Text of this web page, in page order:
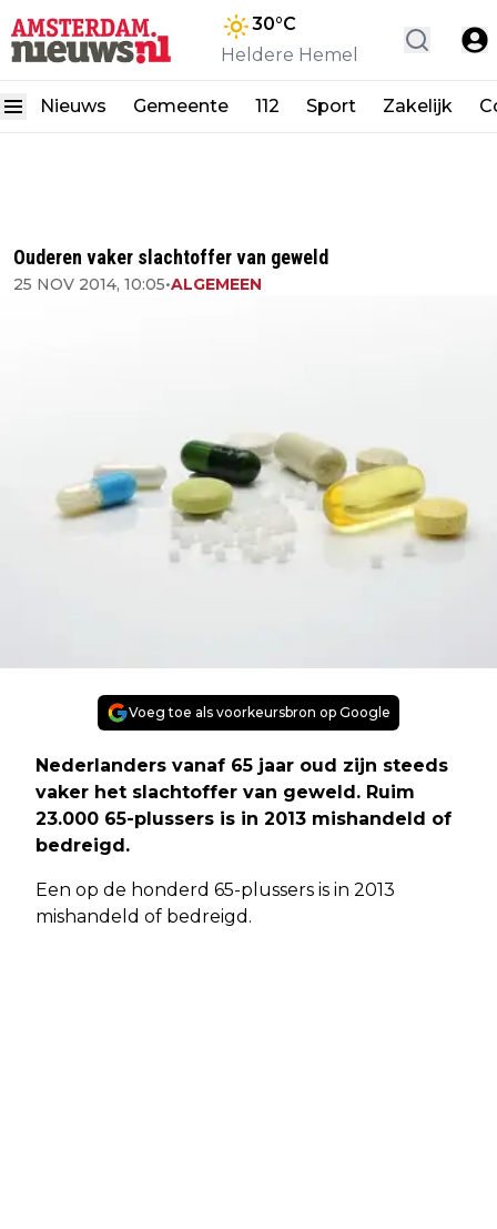
30°C
Heldere Hemel
Nieuws Gemeente 112 Sport Zakelijk
Ouderen vaker slachtoffer van geweld
25 NOV 2014, 10:05•ALGEMEEN
Voeg toe als voorkeursbron op Google
Nederlanders vanaf 65 jaar oud zijn steeds
vaker het slachtoffer van geweld. Ruim
23.000 65-plussers is in 2013 mishandeld of
bedreigd.
Een op de honderd 65-plussers is in 2013
mishandeld of bedreigd.